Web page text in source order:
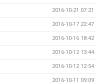
2016-10-21 07:21
2016-10-17 22:47
2016-10-16 18:42
2016-10-12 13:44
2016-10-12 12:54
2016-10-11 09:09